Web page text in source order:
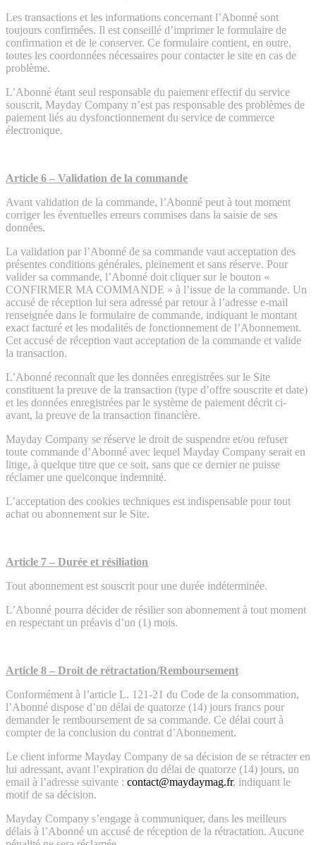
Les transactions et les informations concernant l’Abonné sont
toujours confirmées. Il est conseillé d’imprimer le formulaire de
confirmation et de le conserver. Ce formulaire contient, en outre,
toutes les coordonnées nécessaires pour contacter le site en cas de
problème.
L’Abonné étant seul responsable du paiement effectif du service
souscrit, Mayday Company n’est pas responsable des problèmes de
paiement liés au dysfonctionnement du service de commerce
électronique.
Article 6 – Validation de la commande
Avant validation de la commande, l’Abonné peut à tout moment
corriger les éventuelles erreurs commises dans la saisie de ses
données.
La validation par l’Abonné de sa commande vaut acceptation des
présentes conditions générales, pleinement et sans réserve. Pour
valider sa commande, l’Abonné doit cliquer sur le bouton «
CONFIRMER MA COMMANDE » à l’issue de la commande. Un
accusé de réception lui sera adressé par retour à l’adresse e-mail
renseignée dans le formulaire de commande, indiquant le montant
exact facturé et les modalités de fonctionnement de l’Abonnement.
Cet accusé de réception vaut acceptation de la commande et valide
la transaction.
L’Abonné reconnaît que les données enregistrées sur le Site
constituent la preuve de la transaction (type d’offre souscrite et date)
et les données enregistrées par le système de paiement décrit ci-
avant, la preuve de la transaction financière.
Mayday Company se réserve le droit de suspendre et/ou refuser
toute commande d’Abonné avec lequel Mayday Company serait en
litige, à quelque titre que ce soit, sans que ce dernier ne puisse
réclamer une quelconque indemnité.
L’acceptation des cookies techniques est indispensable pour tout
achat ou abonnement sur le Site.
Article 7 – Durée et résiliation
Tout abonnement est souscrit pour une durée indéterminée.
L’Abonné pourra décider de résilier son abonnement à tout moment
en respectant un préavis d’un (1) mois.
Article 8 – Droit de rétractation/Remboursement
Conformément à l’article L. 121-21 du Code de la consommation,
l’Abonné dispose d’un délai de quatorze (14) jours francs pour
demander le remboursement de sa commande. Ce délai court à
compter de la conclusion du contrat d’Abonnement.
Le client informe Mayday Company de sa décision de se rétracter en
lui adressant, avant l’expiration du délai de quatorze (14) jours, un
email à l’adresse suivante : contact@maydaymag.fr, indiquant le
motif de sa décision.
Mayday Company s’engage à communiquer, dans les meilleurs
délais à l’Abonné un accusé de réception de la rétractation. Aucune